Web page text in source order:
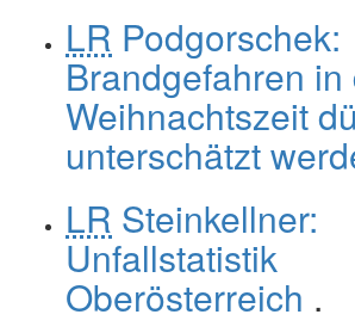
LR Podgorschek:
Brandgefahren in
Weihnachtszeit
unterschätzt
LR Steinkellner:
Unfallstatistik
Oberösterreich .